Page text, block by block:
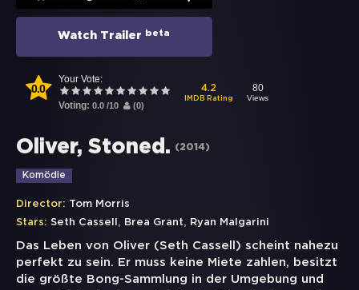
Watch Trailer beta
0.0
Your Vote:
Voting: 0.0 /10 (0)
4.2
IMDB Rating
80
Views
Oliver, Stoned. (2014)
Komödie
Director: Tom Morris
Stars: Seth Cassell , Brea Grant, Ryan Malgarini
Das Leben von Oliver (Seth Cassell) scheint nahezu
perfekt zu sein. Er muss keine Miete zahlen, besitzt
die größte Bong-Sammlung in der Umgebung und